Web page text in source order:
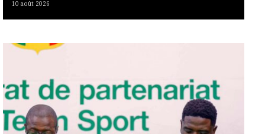
10 août 2026